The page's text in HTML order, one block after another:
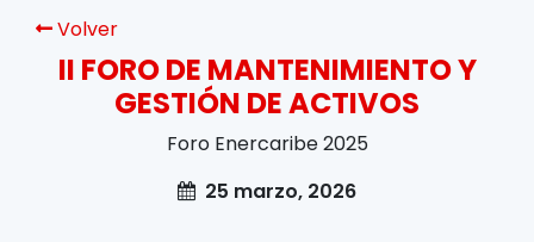
Volver
II FORO DE MANTENIMIENTO Y
GESTIÓN DE ACTIVOS
Foro Enercaribe 2025
25 marzo, 2026